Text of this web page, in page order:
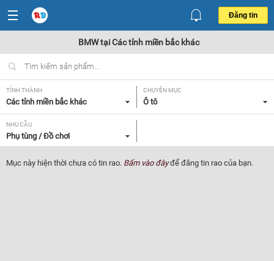
Đăng tin
BMW tại Các tỉnh miền bắc khác
TỈNH THÀNH
Các tỉnh miền bắc khác
CHUYÊN MỤC
Ô tô
NHU CẦU
Phụ tùng / Đồ chơi
Mục này hiện thời chưa có tin rao. Bấm vào đâyđể đăng tin rao của bạn.